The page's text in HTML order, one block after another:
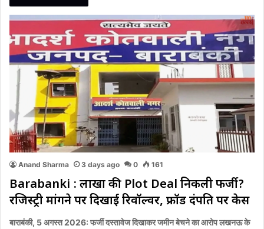
Anand Sharma 3 days ago 0 161
Barabanki : लाखों की Plot Deal निकली फर्जी?
रजिस्ट्री मांगने पर दिखाई रिवॉल्वर, फ्रॉड दंपति पर केस
बाराबंकी, 5 अगस्त 2026: फर्जी दस्तावेज दिखाकर जमीन बेचने का आरोप लखनऊ के